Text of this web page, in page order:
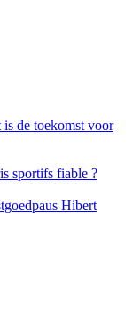
de toekomst voor
sportifs fiable ?
Hibert